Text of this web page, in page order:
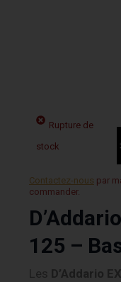
Rupture de
stock
Contactez-nous par
commander.
125 –
Les D’Addario